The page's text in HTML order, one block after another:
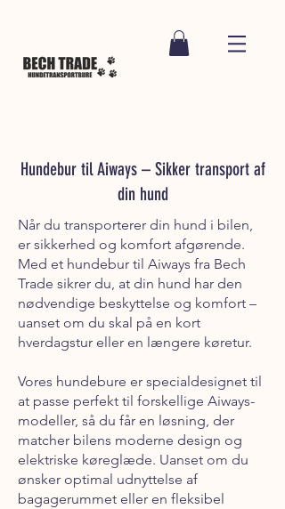
Hundebur til Aiways – Sikker transport af
din hund
Når du transporterer din hund i bilen,
er sikkerhed og komfort afgørende.
Med et hundebur til Aiways fra Bech
Trade sikrer du, at din hund har den
nødvendige beskyttelse og komfort –
uanset om du skal på en kort
hverdagstur eller en længere køretur.
Vores hundebure er specialdesignet til
at passe perfekt til forskellige Aiways-
modeller, så du får en løsning, der
matcher bilens moderne design og
elektriske køreglæde. Uanset om du
ønsker optimal udnyttelse af
bagagerummet eller en fleksibel